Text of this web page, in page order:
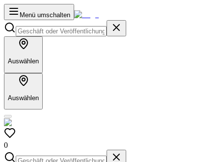
Menü umschalten
Auswählen
Auswählen
0